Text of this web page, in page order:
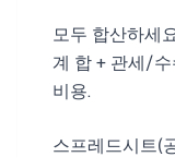
모두 합산하세
계 합 + 관세/
비용.
스프레드시트(